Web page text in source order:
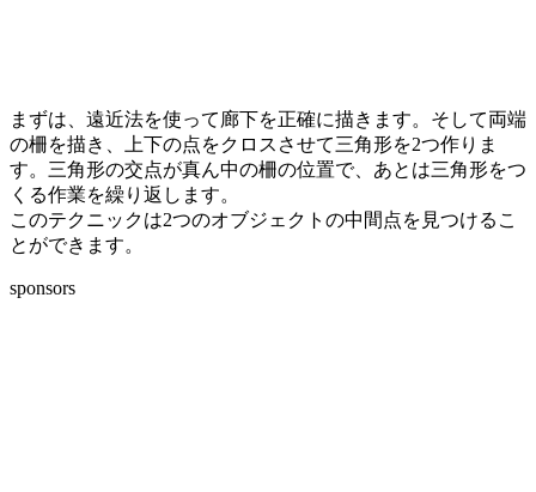
まずは、遠近法を使って廊下を正確に描きます。そして両端
の柵を描き、上下の点をクロスさせて三角形を2つ作りま
す。三角形の交点が真ん中の柵の位置で、あとは三角形をつ
くる作業を繰り返します。
このテクニックは2つのオブジェクトの中間点を見つけるこ
とができます。
sponsors